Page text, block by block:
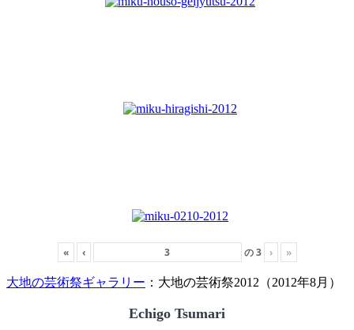
« ‹ の3 › »
大地の芸術祭ギャラリー ：大地の芸術祭2012（2012年8月）
Echigo Tsumari